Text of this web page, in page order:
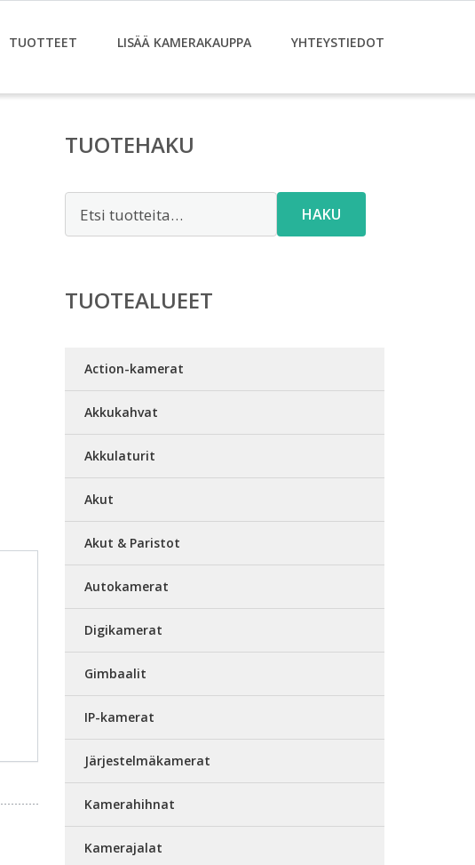
TUOTTEET LISÄÄ KAMERAKAUPPA YHTEYSTIEDOT
TUOTEHAKU
HAKU
TUOTEALUEET
Action-kamerat
Akkukahvat
Akkulaturit
Akut
Akut & Paristot
Autokamerat
Digikamerat
Gimbaalit
IP-kamerat
Järjestelmäkamerat
Kamerahihnat
Kamerajalat